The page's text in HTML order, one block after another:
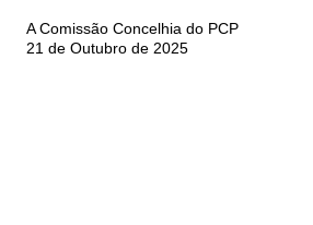
A Comissão Concelhia do PCP
21 de Outubro de 2025